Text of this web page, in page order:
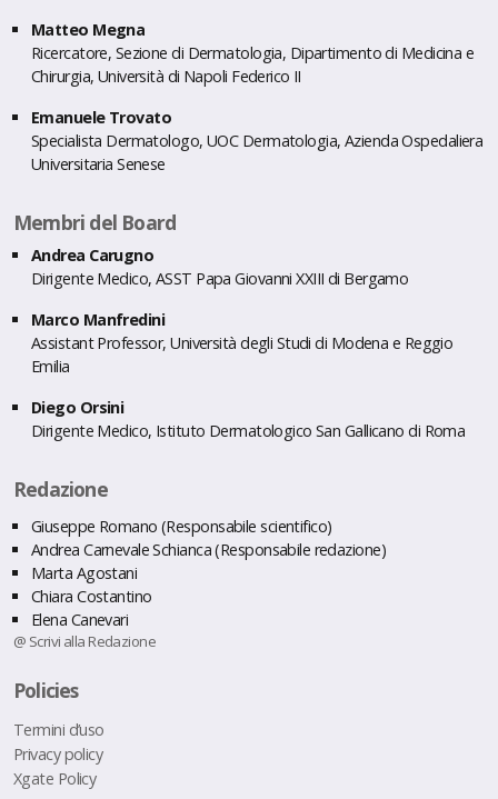
Matteo Megna
Ricercatore, Sezione di Dermatologia, Dipartimento di Medicina e
Chirurgia, Università di Napoli Federico II
Emanuele Trovato
Specialista Dermatologo, UOC Dermatologia, Azienda Ospedaliera
Universitaria Senese
Membri del Board
Andrea Carugno
Dirigente Medico, ASST Papa Giovanni XXIII di Bergamo
Marco Manfredini
Assistant Professor, Università degli Studi di Modena e Reggio
Emilia
Diego Orsini
Dirigente Medico, Istituto Dermatologico San Gallicano di Roma
Redazione
Giuseppe Romano (Responsabile scientifico)
Andrea Carnevale Schianca (Responsabile redazione)
Marta Agostani
Chiara Costantino
Elena Canevari
@ Scrivi alla Redazione
Policies
Termini d’uso
Privacy policy
Xgate Policy